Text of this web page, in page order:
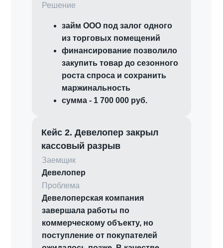
Решение
займ ООО под залог одного
из торговых помещений
финансирование позволило
закупить товар до сезонного
роста спроса и сохранить
маржинальность
сумма - 1 700 000 руб.
Кейс 2. Девелопер закрыл
кассовый разрыв
Заемщик
Девелопер
Проблема
Девелоперская компания
завершала работы по
коммерческому объекту, но
поступление от покупателей